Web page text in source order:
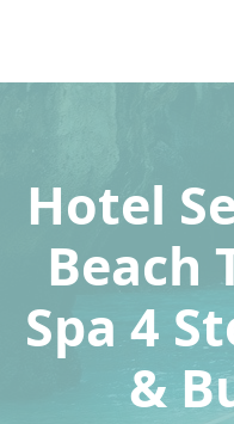
Hotel
Beach
Spa 4
&